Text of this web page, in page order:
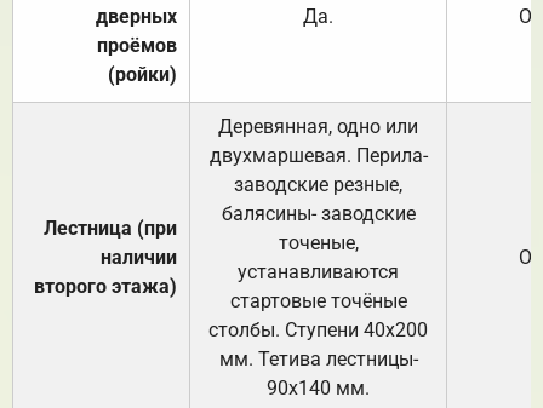
дверных
проёмов
(ройки)
Да.
Лестница (при
наличии
второго этажа)
Деревянная, одно или
двухмаршевая. Перила-
заводские резные,
балясины- заводские
точеные,
устанавливаются
стартовые точёные
столбы. Ступени 40х200
мм. Тетива лестницы-
90х140 мм.